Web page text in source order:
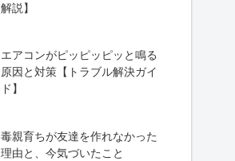
解説】
エアコンがピッピッピッと鳴る
原因と対策【トラブル解決ガイ
ド】
毒親育ちが友達を作れなかった
理由と、今気づいたこと